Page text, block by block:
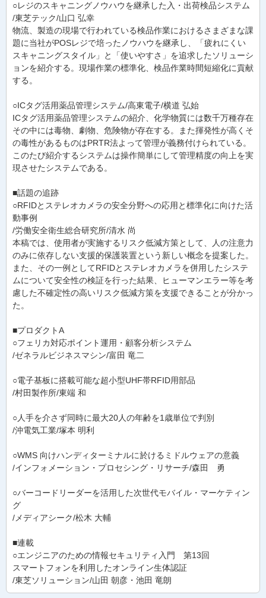
○レジのスキャニングノウハウを継承した入・出荷検品システム
/東芝テック/山口 弘幸
物流、製造の現場で行われている検品作業におけるさまざまな課
題に当社がPOSレジで培ったノウハウを継承し、「疲れにくい
スキャニングスタイル」と「使いやすさ」を追求したソリューシ
ョンを紹介する。現場作業の標準化、検品作業時間短縮化に貢献
する。
○ICタグ活用薬品管理システム/高東電子/横道 弘始
ICタグ活用薬品管理システムの紹介、化学物質には数千万種存在
その中には毒物、劇物、危険物が存在する。また揮発性が高くそ
の毒性があるものはPRTR法よって管理が義務付けられている。
このたび紹介するシステムは操作簡単にして管理精度の向上を実
現させたシステムである。
■話題の追跡
○RFIDとステレオカメラの安全分野への応用と標準化に向けた活
動事例
/労働安全衛生総合研究所/清水 尚
本稿では、使用者が実施するリスク低減方策として、人の注意力
のみに依存しない支援的保護装置という新しい概念を提案した。
また、その一例としてRFIDとステレオカメラを併用したシステ
ムについて安全性の検証を行った結果、ヒューマンエラー等を考
慮した不確定性の高いリスク低減方策を支援できることが分かっ
た。
■プロダクトA
○フェリカ対応ポイント運用・顧客分析システム
/ゼネラルビジネスマシン/富田 竜二
○電子基板に搭載可能な超小型UHF帯RFID用部品
/村田製作所/東端 和
○人手を介さず同時に最大20人の年齢を1歳単位で判別
/沖電気工業/塚本 明利
○WMS 向けハンディターミナルに於けるミドルウェアの意義
/インフォメーション・プロセシング・リサーチ/森田 勇
○バーコードリーダーを活用した次世代モバイル・マーケティン
グ
/メディアシーク/松木 大輔
■連載
○エンジニアのための情報セキュリティ入門 第13回
スマートフォンを利用したオンライン生体認証
/東芝ソリューション/山田 朝彦・池田 竜朗